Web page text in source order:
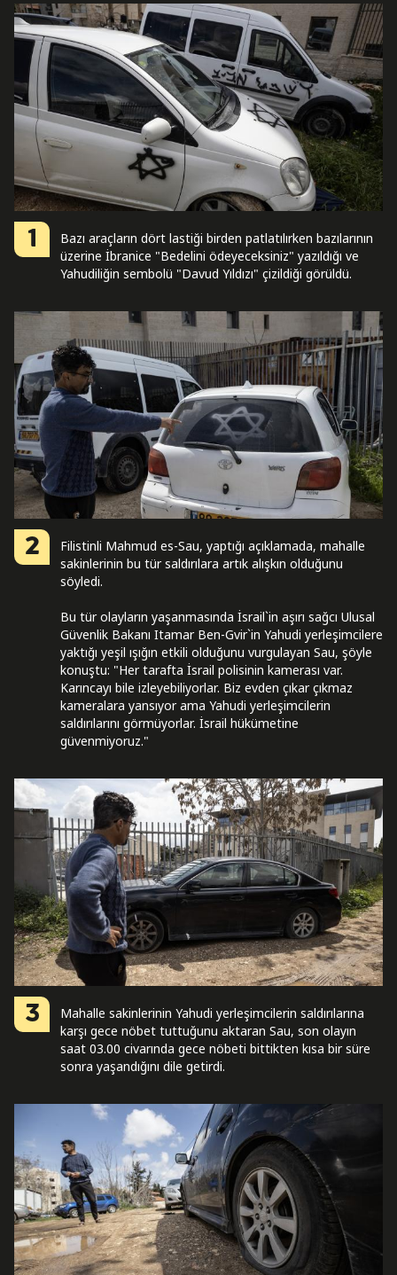
1
Bazı araçların dört lastiği birden patlatılırken bazılarının
üzerine İbranice "Bedelini ödeyeceksiniz" yazıldığı ve
Yahudiliğin sembolü "Davud Yıldızı" çizildiği görüldü.
2
Filistinli Mahmud es-Sau, yaptığı açıklamada, mahalle
sakinlerinin bu tür saldırılara artık alışkın olduğunu
söyledi.
Bu tür olayların yaşanmasında İsrail`in aşırı sağcı Ulusal
Güvenlik Bakanı Itamar Ben-Gvir`in Yahudi yerleşimcilere
yaktığı yeşil ışığın etkili olduğunu vurgulayan Sau, şöyle
konuştu: "Her tarafta İsrail polisinin kamerası var.
Karıncayı bile izleyebiliyorlar. Biz evden çıkar çıkmaz
kameralara yansıyor ama Yahudi yerleşimcilerin
saldırılarını görmüyorlar. İsrail hükümetine
güvenmiyoruz."
3
Mahalle sakinlerinin Yahudi yerleşimcilerin saldırılarına
karşı gece nöbet tuttuğunu aktaran Sau, son olayın
saat 03.00 civarında gece nöbeti bittikten kısa bir süre
sonra yaşandığını dile getirdi.